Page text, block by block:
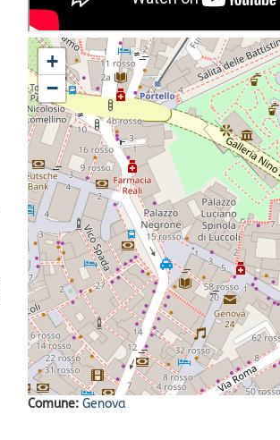
+
−
Comune: Genova